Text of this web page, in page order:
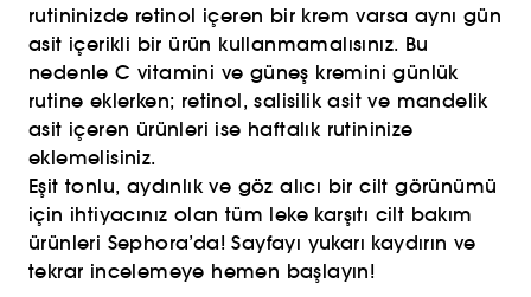
rutininizde retinol içeren bir krem varsa aynı gün
asit içerikli bir ürün kullanmamalısınız. Bu
nedenle C vitamini ve güneş kremini günlük
rutine eklerken; retinol, salisilik asit ve mandelik
asit içeren ürünleri ise haftalık rutininize
eklemelisiniz.
Eşit tonlu, aydınlık ve göz alıcı bir cilt görünümü
için ihtiyacınız olan tüm leke karşıtı cilt bakım
ürünleri Sephora’da! Sayfayı yukarı kaydırın ve
tekrar incelemeye hemen başlayın!